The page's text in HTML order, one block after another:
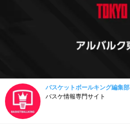
バスケットボールキング編集部
バスケ情報専門サイト